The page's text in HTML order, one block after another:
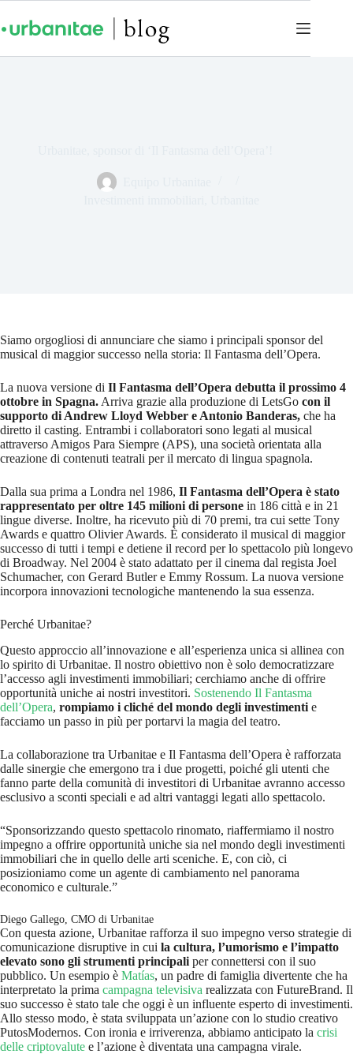
Siamo orgogliosi di annunciare che siamo i principali sponsor del
musical di maggior successo nella storia: Il Fantasma dell’Opera.
La nuova versione di Il Fantasma dell’Opera debutta il prossimo 4
ottobre in Spagna. Arriva grazie alla produzione di LetsGo con il
supporto di Andrew Lloyd Webber e Antonio Banderas, che ha
diretto il casting. Entrambi i collaboratori sono legati al musical
attraverso Amigos Para Siempre (APS), una società orientata alla
creazione di contenuti teatrali per il mercato di lingua spagnola.
Dalla sua prima a Londra nel 1986, Il Fantasma dell’Opera è stato
rappresentato per oltre 145 milioni di persone in 186 città e in 21
lingue diverse. Inoltre, ha ricevuto più di 70 premi, tra cui sette Tony
Awards e quattro Olivier Awards. È considerato il musical di maggior
successo di tutti i tempi e detiene il record per lo spettacolo più longevo
di Broadway. Nel 2004 è stato adattato per il cinema dal regista Joel
Schumacher, con Gerard Butler e Emmy Rossum. La nuova versione
incorpora innovazioni tecnologiche mantenendo la sua essenza.
Perché Urbanitae?
Questo approccio all’innovazione e all’esperienza unica si allinea con
lo spirito di Urbanitae. Il nostro obiettivo non è solo democratizzare
l’accesso agli investimenti immobiliari; cerchiamo anche di offrire
opportunità uniche ai nostri investitori. Sostenendo Il Fantasma
dell’Opera, rompiamo i cliché del mondo degli investimenti e
facciamo un passo in più per portarvi la magia del teatro.
La collaborazione tra Urbanitae e Il Fantasma dell’Opera è rafforzata
dalle sinergie che emergono tra i due progetti, poiché gli utenti che
fanno parte della comunità di investitori di Urbanitae avranno accesso
esclusivo a sconti speciali e ad altri vantaggi legati allo spettacolo.
“Sponsorizzando questo spettacolo rinomato, riaffermiamo il nostro
impegno a offrire opportunità uniche sia nel mondo degli investimenti
immobiliari che in quello delle arti sceniche. E, con ciò, ci
posizioniamo come un agente di cambiamento nel panorama
economico e culturale.”
Diego Gallego, CMO di Urbanitae
Con questa azione, Urbanitae rafforza il suo impegno verso strategie di
comunicazione disruptive in cui la cultura, l’umorismo e l’impatto
elevato sono gli strumenti principali per connettersi con il suo
pubblico. Un esempio è Matías, un padre di famiglia divertente che ha
interpretato la prima campagna televisiva realizzata con FutureBrand. Il
suo successo è stato tale che oggi è un influente esperto di investimenti.
Allo stesso modo, è stata sviluppata un’azione con lo studio creativo
PutosModernos. Con ironia e irriverenza, abbiamo anticipato la crisi
delle criptovalute e l’azione è diventata una campagna virale.